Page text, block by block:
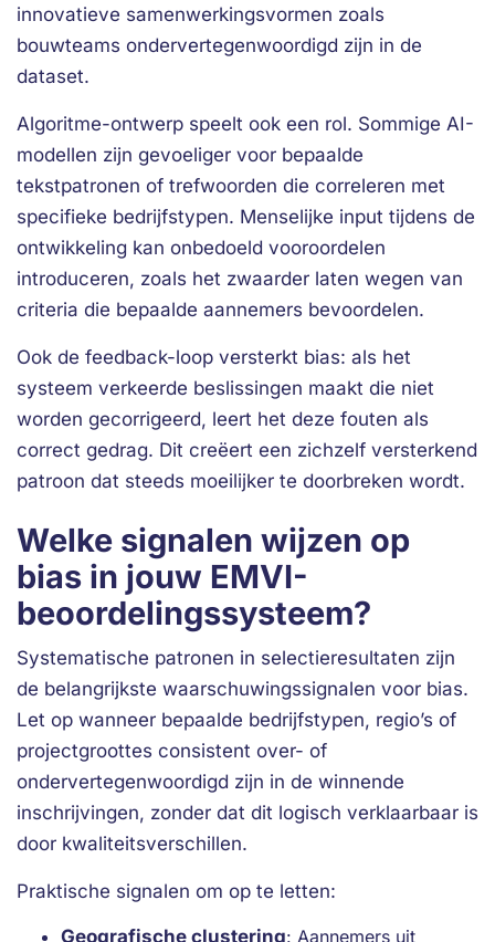
innovatieve samenwerkingsvormen zoals
bouwteams ondervertegenwoordigd zijn in de
dataset.
Algoritme-ontwerp speelt ook een rol. Sommige AI-
modellen zijn gevoeliger voor bepaalde
tekstpatronen of trefwoorden die correleren met
specifieke bedrijfstypen. Menselijke input tijdens de
ontwikkeling kan onbedoeld vooroordelen
introduceren, zoals het zwaarder laten wegen van
criteria die bepaalde aannemers bevoordelen.
Ook de feedback-loop versterkt bias: als het
systeem verkeerde beslissingen maakt die niet
worden gecorrigeerd, leert het deze fouten als
correct gedrag. Dit creëert een zichzelf versterkend
patroon dat steeds moeilijker te doorbreken wordt.
Welke signalen wijzen op
bias in jouw EMVI-
beoordelingssysteem?
Systematische patronen in selectieresultaten zijn
de belangrijkste waarschuwingssignalen voor bias.
Let op wanneer bepaalde bedrijfstypen, regio’s of
projectgroottes consistent over- of
ondervertegenwoordigd zijn in de winnende
inschrijvingen, zonder dat dit logisch verklaarbaar is
door kwaliteitsverschillen.
Praktische signalen om op te letten:
Geografische clustering: Aannemers uit